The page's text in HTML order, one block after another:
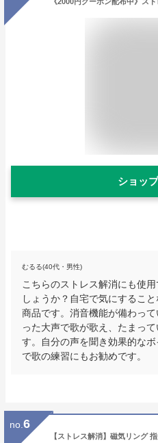
ショッ
むるる(40代・男性)
こちらのストレス解消にも使
しょうか？自宅で気にするこ
商品です。消音機能が備わっ
った大声で歌が歌え、たまっ
す。自分の声を聞き効果的な
で歌の練習にもお勧めです。
no. 6